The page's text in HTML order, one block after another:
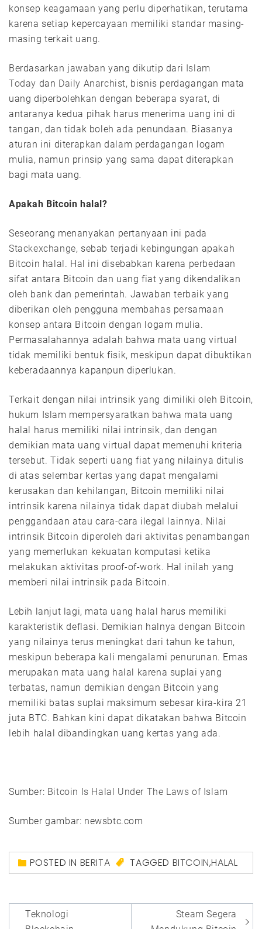
konsep keagamaan yang perlu diperhatikan, terutama
karena setiap kepercayaan memiliki standar masing-
masing terkait uang.
Berdasarkan jawaban yang dikutip dari Islam
Today dan Daily Anarchist, bisnis perdagangan mata
uang diperbolehkan dengan beberapa syarat, di
antaranya kedua pihak harus menerima uang ini di
tangan, dan tidak boleh ada penundaan. Biasanya
aturan ini diterapkan dalam perdagangan logam
mulia, namun prinsip yang sama dapat diterapkan
bagi mata uang.
Apakah Bitcoin halal?
Seseorang menanyakan pertanyaan ini pada
Stackexchange, sebab terjadi kebingungan apakah
Bitcoin halal. Hal ini disebabkan karena perbedaan
sifat antara Bitcoin dan uang fiat yang dikendalikan
oleh bank dan pemerintah. Jawaban terbaik yang
diberikan oleh pengguna membahas persamaan
konsep antara Bitcoin dengan logam mulia.
Permasalahannya adalah bahwa mata uang virtual
tidak memiliki bentuk fisik, meskipun dapat dibuktikan
keberadaannya kapanpun diperlukan.
Terkait dengan nilai intrinsik yang dimiliki oleh Bitcoin,
hukum Islam mempersyaratkan bahwa mata uang
halal harus memiliki nilai intrinsik, dan dengan
demikian mata uang virtual dapat memenuhi kriteria
tersebut. Tidak seperti uang fiat yang nilainya ditulis
di atas selembar kertas yang dapat mengalami
kerusakan dan kehilangan, Bitcoin memiliki nilai
intrinsik karena nilainya tidak dapat diubah melalui
penggandaan atau cara-cara ilegal lainnya. Nilai
intrinsik Bitcoin diperoleh dari aktivitas penambangan
yang memerlukan kekuatan komputasi ketika
melakukan aktivitas proof-of-work. Hal inilah yang
memberi nilai intrinsik pada Bitcoin.
Lebih lanjut lagi, mata uang halal harus memiliki
karakteristik deflasi. Demikian halnya dengan Bitcoin
yang nilainya terus meningkat dari tahun ke tahun,
meskipun beberapa kali mengalami penurunan. Emas
merupakan mata uang halal karena suplai yang
terbatas, namun demikian dengan Bitcoin yang
memiliki batas suplai maksimum sebesar kira-kira 21
juta BTC. Bahkan kini dapat dikatakan bahwa Bitcoin
lebih halal dibandingkan uang kertas yang ada.
Sumber: Bitcoin Is Halal Under The Laws of Islam
Sumber gambar: newsbtc.com
POSTED IN BERITA TAGGED BITCOIN,HALAL
Post
Teknologi
Steam Segera